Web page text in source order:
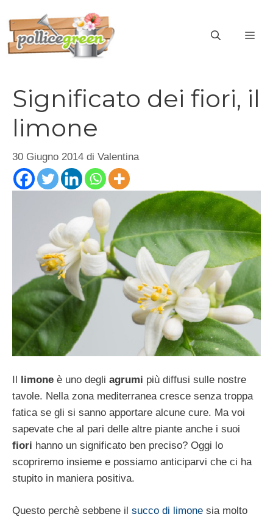
contenuto
Significato dei fiori, il
limone
30 Giugno 2014 di Valentina
limone è uno degli agrumi più diffusi sulle nostre
tavole. Nella zona mediterranea cresce senza troppa
fatica se gli si sanno apportare alcune cure. Ma voi
sapevate che al pari delle altre piante anche i suoi
fiori hanno un significato ben preciso? Oggi lo
scopriremo insieme e possiamo anticiparvi che ci ha
stupito in maniera positiva.
Questo perchè sebbene il succo di limone sia molto